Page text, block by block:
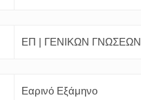
ΕΠ | ΓΕΝΙΚΩΝ ΓΝΩΣΕΩΝ
Εαρινό Εξάμηνο